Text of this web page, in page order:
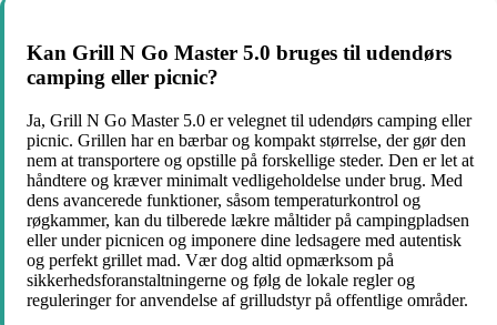
Kan Grill N Go Master 5.0 bruges til udendørs
camping eller picnic?
Ja, Grill N Go Master 5.0 er velegnet til udendørs camping eller
picnic. Grillen har en bærbar og kompakt størrelse, der gør den
nem at transportere og opstille på forskellige steder. Den er let at
håndtere og kræver minimalt vedligeholdelse under brug. Med
dens avancerede funktioner, såsom temperaturkontrol og
røgkammer, kan du tilberede lækre måltider på campingpladsen
eller under picnicen og imponere dine ledsagere med autentisk
og perfekt grillet mad. Vær dog altid opmærksom på
sikkerhedsforanstaltningerne og følg de lokale regler og
reguleringer for anvendelse af grilludstyr på offentlige områder.